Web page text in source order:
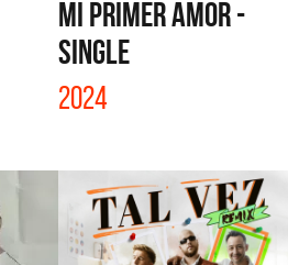
MI PRIMER AMOR -
SINGLE
2024